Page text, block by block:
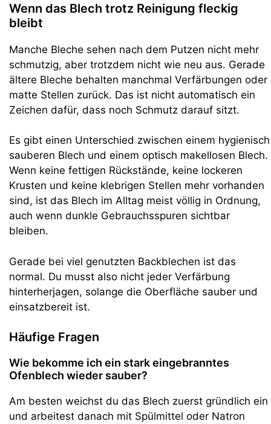
Wenn das Blech trotz Reinigung fleckig
bleibt
Manche Bleche sehen nach dem Putzen nicht mehr
schmutzig, aber trotzdem nicht wie neu aus. Gerade
ältere Bleche behalten manchmal Verfärbungen oder
matte Stellen zurück. Das ist nicht automatisch ein
Zeichen dafür, dass noch Schmutz darauf sitzt.
Es gibt einen Unterschied zwischen einem hygienisch
sauberen Blech und einem optisch makellosen Blech.
Wenn keine fettigen Rückstände, keine lockeren
Krusten und keine klebrigen Stellen mehr vorhanden
sind, ist das Blech im Alltag meist völlig in Ordnung,
auch wenn dunkle Gebrauchsspuren sichtbar
bleiben.
Gerade bei viel genutzten Backblechen ist das
normal. Du musst also nicht jeder Verfärbung
hinterherjagen, solange die Oberfläche sauber und
einsatzbereit ist.
Häufige Fragen
Wie bekomme ich ein stark eingebranntes
Ofenblech wieder sauber?
Am besten weichst du das Blech zuerst gründlich ein
und arbeitest danach mit Spülmittel oder Natron